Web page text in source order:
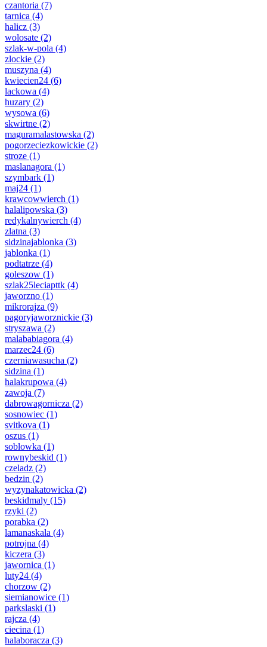
czantoria (7)
tarnica (4)
halicz (3)
wolosate (2)
szlak-w-pola (4)
zlockie (2)
muszyna (4)
kwiecien24 (6)
lackowa (4)
huzary (2)
wysowa (6)
skwirtne (2)
maguramalastowska (2)
pogorzeciezkowickie (2)
stroze (1)
maslanagora (1)
szymbark (1)
maj24 (1)
krawcowwierch (1)
halalipowska (3)
redykalnywierch (4)
zlatna (3)
sidzinajablonka (3)
jablonka (1)
podtatrze (4)
goleszow (1)
szlak25leciapttk (4)
jaworzno (1)
mikrorajza (9)
pagoryjaworznickie (3)
stryszawa (2)
malababiagora (4)
marzec24 (6)
czerniawasucha (2)
sidzina (1)
halakrupowa (4)
zawoja (7)
dabrowagornicza (2)
sosnowiec (1)
svitkova (1)
oszus (1)
soblowka (1)
rownybeskid (1)
czeladz (2)
bedzin (2)
wyzynakatowicka (2)
beskidmaly (15)
rzyki (2)
porabka (2)
lamanaskala (4)
potrojna (4)
kiczera (3)
jawornica (1)
luty24 (4)
chorzow (2)
siemianowice (1)
parkslaski (1)
rajcza (4)
ciecina (1)
halaboracza (3)